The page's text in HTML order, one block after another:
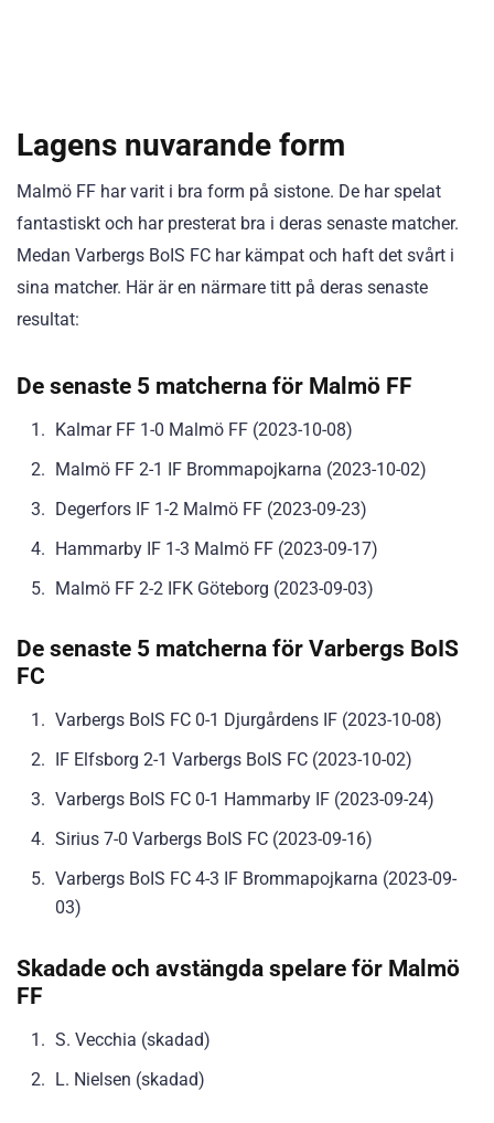
Lagens nuvarande form
Malmö FF har varit i bra form på sistone. De har spelat
fantastiskt och har presterat bra i deras senaste matcher.
Medan Varbergs BoIS FC har kämpat och haft det svårt i
sina matcher. Här är en närmare titt på deras senaste
resultat:
De senaste 5 matcherna för Malmö FF
Kalmar FF 1-0 Malmö FF (2023-10-08)
Malmö FF 2-1 IF Brommapojkarna (2023-10-02)
Degerfors IF 1-2 Malmö FF (2023-09-23)
Hammarby IF 1-3 Malmö FF (2023-09-17)
Malmö FF 2-2 IFK Göteborg (2023-09-03)
De senaste 5 matcherna för Varbergs BoIS
FC
Varbergs BoIS FC 0-1 Djurgårdens IF (2023-10-08)
IF Elfsborg 2-1 Varbergs BoIS FC (2023-10-02)
Varbergs BoIS FC 0-1 Hammarby IF (2023-09-24)
Sirius 7-0 Varbergs BoIS FC (2023-09-16)
Varbergs BoIS FC 4-3 IF Brommapojkarna (2023-09-
03)
Skadade och avstängda spelare för Malmö
FF
S. Vecchia (skadad)
L. Nielsen (skadad)